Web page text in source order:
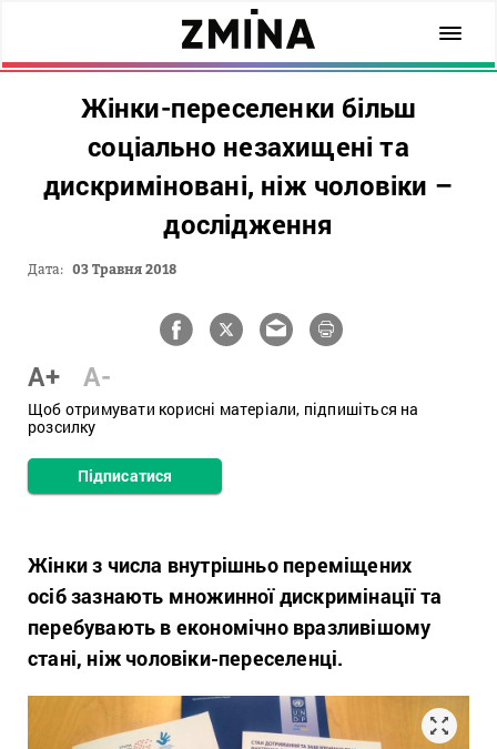
Жінки-переселенки більш
соціально незахищені та
дискриміновані, ніж чоловіки –
дослідження
Дата: 03 Травня 2018
A+ A-
Щоб отримувати корисні матеріали, підпишіться на
розсилку
Підписатися
Жінки з числа внутрішньо переміщених
осіб зазнають множинної дискримінації та
перебувають в економічно вразливішому
стані, ніж чоловіки-переселенці.